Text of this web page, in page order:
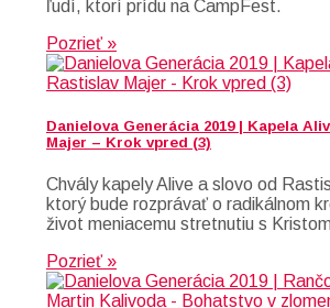
ľudí, ktorí prídu na CampFest.
Pozrieť »
Danielova Generácia 2019 | Kapela
Majer – Krok vpred (3)
Chvály kapely Alive a slovo od
ktorý bude rozprávať o radikálnom
život meniacemu stretnutiu s
Pozrieť »